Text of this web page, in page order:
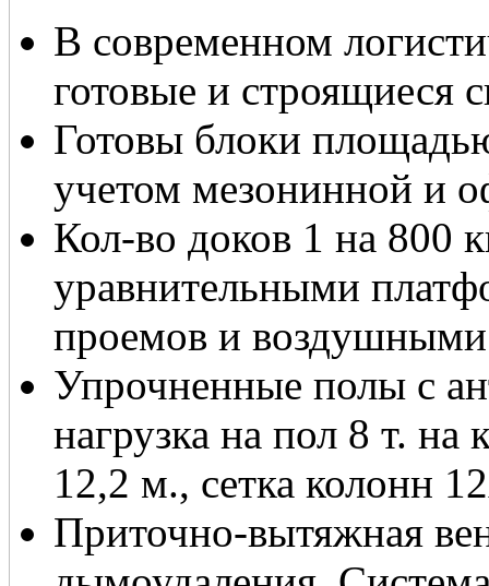
В современном
готовые и строящиеся
Готовы блоки
учетом мезонинной и
Кол-во доков 1 на 800
уравнительными
проемов и
Упрочненные полы с
нагрузка на пол 8 т.
12,2 м., сетка колонн
Приточно-вытяжная